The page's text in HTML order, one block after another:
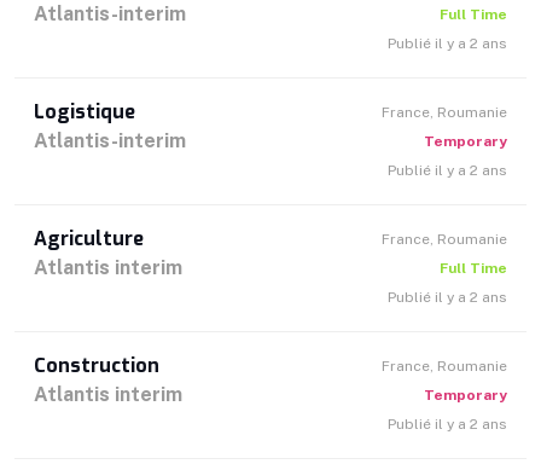
Atlantis-interim
Full Time
Publié il y a 2 ans
Logistique
Atlantis-interim
France, Roumanie
Temporary
Publié il y a 2 ans
Agriculture
Atlantis interim
France, Roumanie
Full Time
Publié il y a 2 ans
Construction
Atlantis interim
France, Roumanie
Temporary
Publié il y a 2 ans